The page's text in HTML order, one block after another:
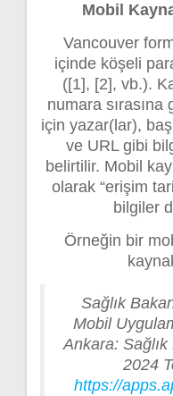
Mobil
Vancouver
içinde köşeli
([1], [2], vb.).
numara
için yazar(lar),
ve URL gibi
belirtilir. Mobil
olarak “erişim
bilgiler
Örneğin bir
Sağlık
Mobil
Ankara: Sağlık
2024
https://